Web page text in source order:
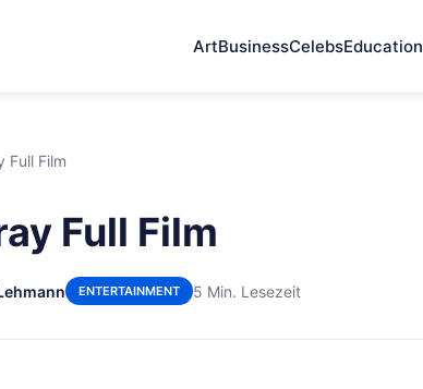
ArtBusinessCelebsEducation
Full Film
Full Film
ENTERTAINMENT 5 Min. Lesezeit